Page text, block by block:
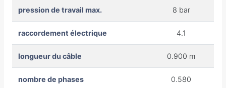
pression de travail max. 8 bar
raccordement électrique 4.1
longueur du câble 0.900 m
nombre de phases 0.580